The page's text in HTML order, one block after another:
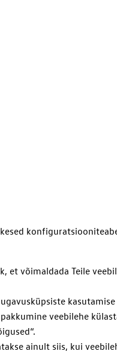
et võimaldada Teile
veebilehe
ainult siis, kui